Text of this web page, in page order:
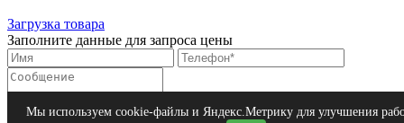
Загрузка товара
Заполните данные для запроса цены
Я согласен на обработку персональных данных.*
Мы используем cookie-файлы и Яндекс.Метрику для улучшения